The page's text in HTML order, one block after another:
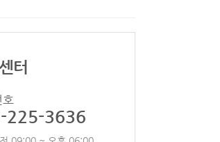
터
호
225-3636